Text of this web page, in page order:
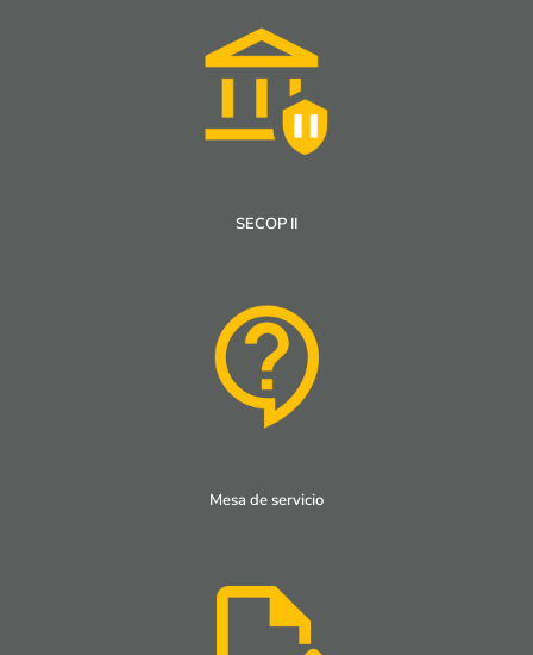
SECOP II
Mesa de servicio